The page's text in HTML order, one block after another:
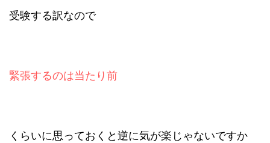
受験する訳なので
緊張するのは当たり前
くらいに思っておくと逆に気が楽じゃないですか